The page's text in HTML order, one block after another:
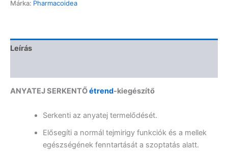
Márka: Pharmacoidea
Leírás
ANYATEJ SERKENTŐétrend-kiegészítő
Serkenti az anyatej termelődését.
Elősegíti a normál tejmirigy funkciók és a mellek
egészségének fenntartását a szoptatás alatt.